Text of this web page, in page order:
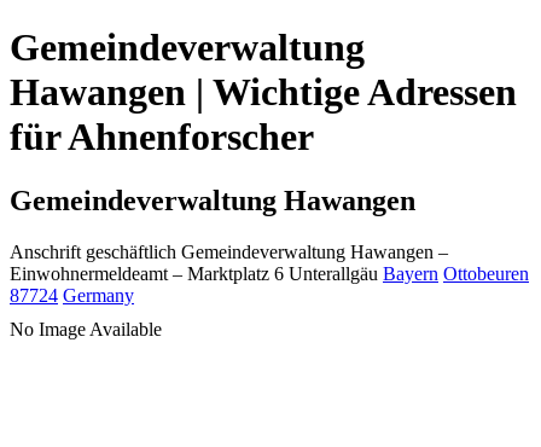
Gemeindeverwaltung
Hawangen | Wichtige Adressen
für Ahnenforscher
Gemeindeverwaltung Hawangen
Anschrift geschäftlich Gemeindeverwaltung Hawangen –
Einwohnermeldeamt – Marktplatz 6 Unterallgäu Bayern Ottobeuren
87724 Germany
No Image Available